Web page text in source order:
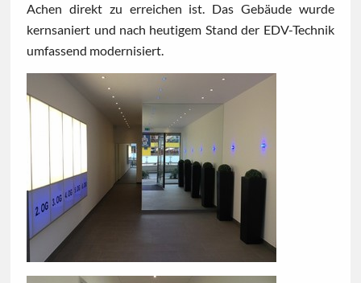
Achen direkt zu erreichen ist. Das Gebäude wurde
kernsaniert und nach heutigem Stand der EDV-Technik
umfassend modernisiert.